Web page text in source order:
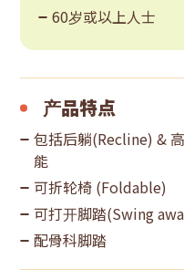
60岁或以上人士
产品特点
包括后躺(Recline) &
能
可折轮椅 (Foldable)
可打开脚踏(Swing
配骨科脚踏